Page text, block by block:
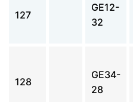
127
GE12-
32
128
GE34-
28